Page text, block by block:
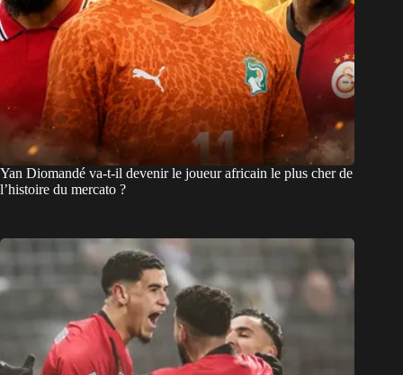
Yan Diomandé va-t-il devenir le joueur africain le plus cher de
l’histoire du mercato ?